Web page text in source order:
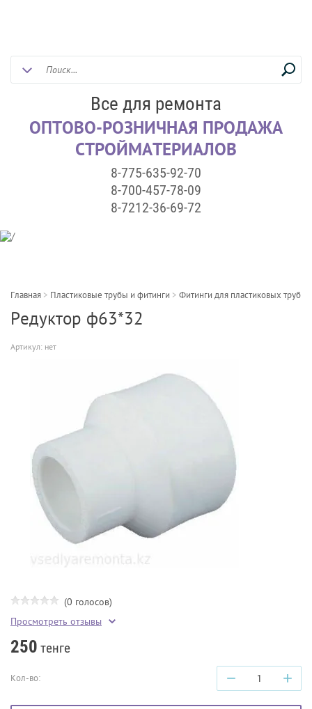
Все для ремонта
ОПТОВО-РОЗНИЧНАЯ ПРОДАЖА
СТРОЙМАТЕРИАЛОВ
8-775-635-92-70
8-700-457-78-09
8-7212-36-69-72
Главная > Пластиковые трубы и фитинги > Фитинги для пластиковых труб
Редуктор ф63*32
Артикул: нет
(0 голосов)
Просмотреть отзывы
250 тенге
Кол-во: − +